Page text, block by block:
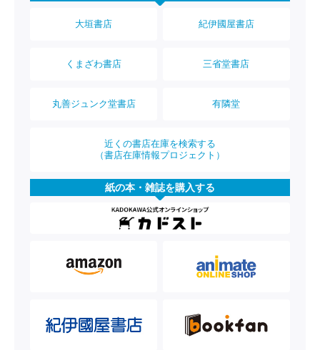
大垣書店 紀伊國屋書店
くまざわ書店 三省堂書店
丸善ジュンク堂書店 有隣堂
近くの書店在庫を検索する
（書店在庫情報プロジェクト）
紙の本・雑誌を購入する